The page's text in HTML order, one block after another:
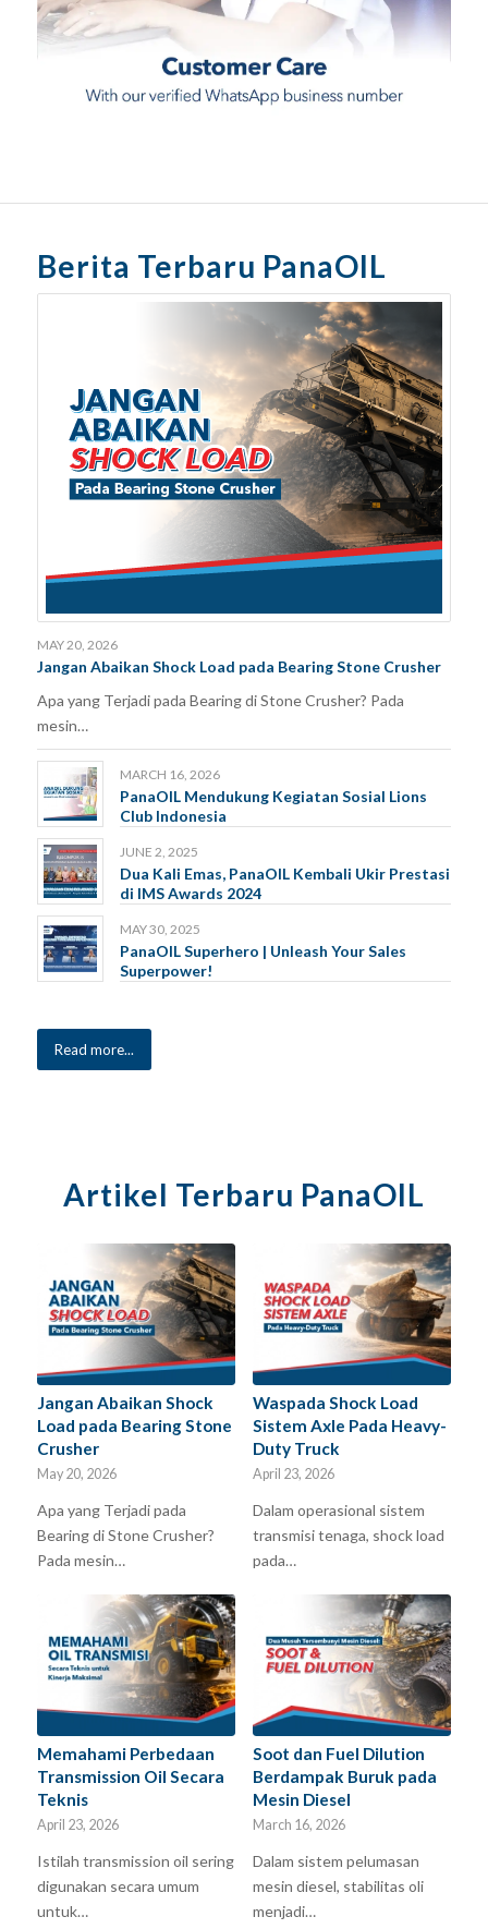
Berita Terbaru PanaOIL
MAY 20, 2026
Jangan Abaikan Shock Load pada Bearing Stone Crusher
Apa yang Terjadi pada Bearing di Stone Crusher? Pada
mesin…
MARCH 16, 2026
PanaOIL Mendukung Kegiatan Sosial Lions
Club Indonesia
JUNE 2, 2025
Dua Kali Emas, PanaOIL Kembali Ukir Prestasi
di IMS Awards 2024
MAY 30, 2025
PanaOIL Superhero | Unleash Your Sales
Superpower!
Read more...
Artikel Terbaru PanaOIL
Jangan Abaikan Shock
Load pada Bearing Stone
Crusher
May 20, 2026
Apa yang Terjadi pada
Bearing di Stone Crusher?
Pada mesin…
Waspada Shock Load
Sistem Axle Pada Heavy-
Duty Truck
April 23, 2026
Dalam operasional sistem
transmisi tenaga, shock load
pada…
Memahami Perbedaan
Transmission Oil Secara
Teknis
April 23, 2026
Istilah transmission oil sering
digunakan secara umum
untuk…
Soot dan Fuel Dilution
Berdampak Buruk pada
Mesin Diesel
March 16, 2026
Dalam sistem pelumasan
mesin diesel, stabilitas oli
menjadi…